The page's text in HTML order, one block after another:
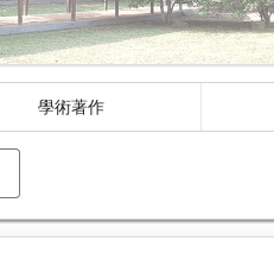
學術著作